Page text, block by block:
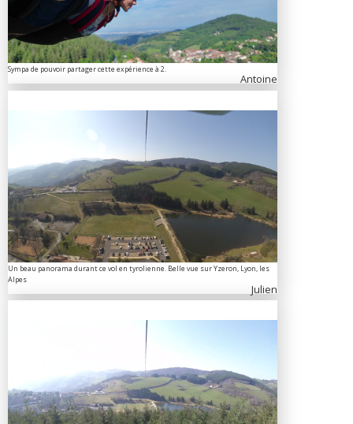
Sympa de pouvoir partager cette expérience à 2.
Antoine
Un beau panorama durant ce vol en tyrolienne. Belle vue sur Yzeron, Lyon, les
Alpes
Julien